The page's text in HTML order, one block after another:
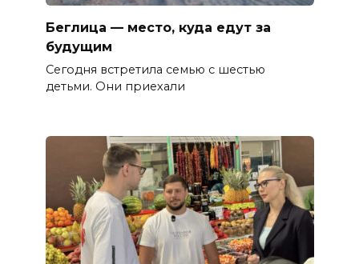
Беглица — место, куда едут за
будущим
Сегодня встретила семью с шестью
детьми. Они приехали